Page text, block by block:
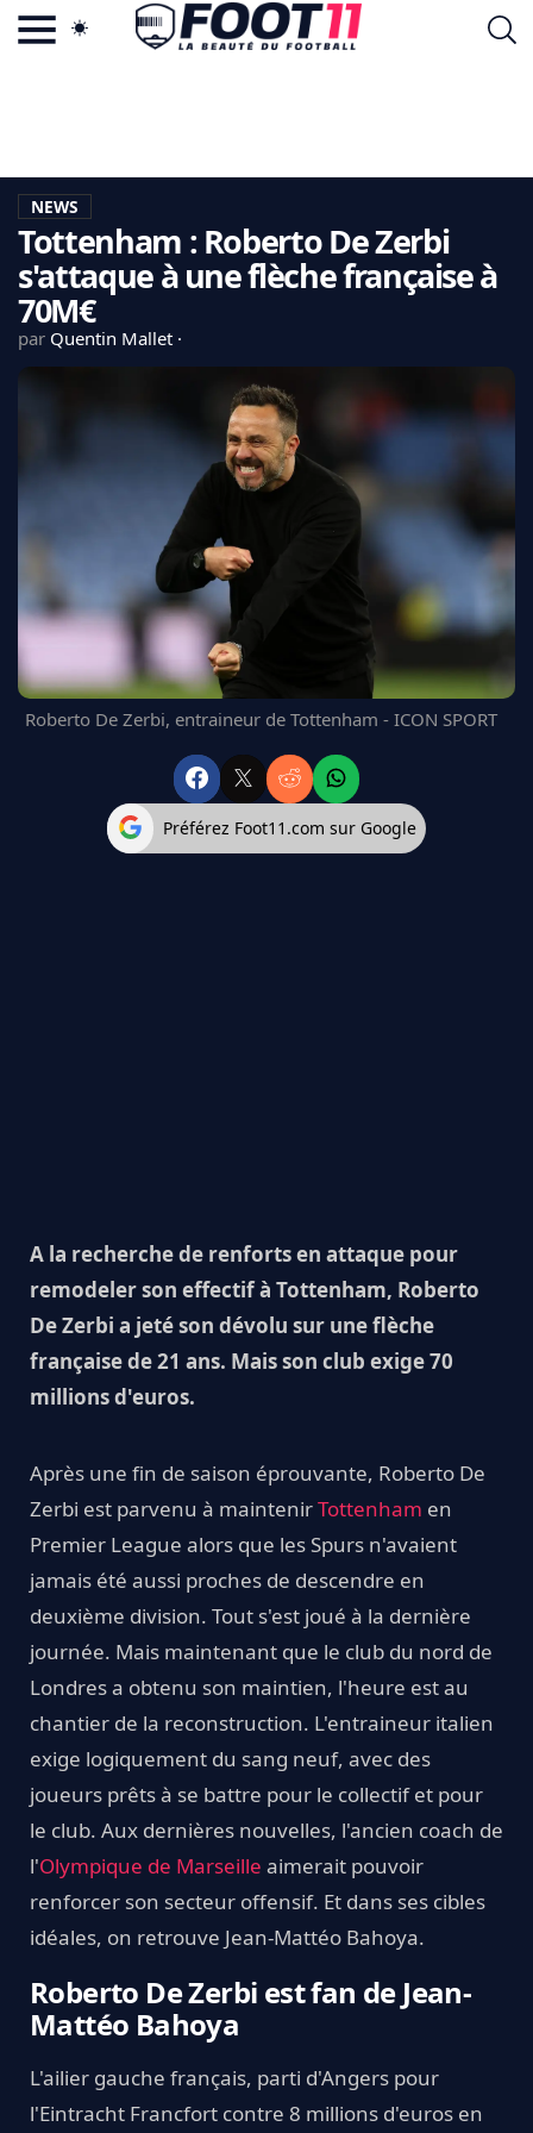
LA CHARTE
VIE PRIVÉE
CGU
CONTACTEZ-NOUS
CDM 2026
PSG
MANCHESTER UNITED
CHELSEA
BAYERN
L'AVIS DE LA RÉDAC'
NEWS
Tottenham : Roberto De Zerbi
s'attaque à une flèche française à
70M€
par Quentin Mallet
Roberto De Zerbi, entraineur de Tottenham - ICON SPORT
Préférez Foot11.com sur Google
A la recherche de renforts en attaque pour
remodeler son effectif à Tottenham, Roberto
De Zerbi a jeté son dévolu sur une flèche
française de 21 ans. Mais son club exige 70
millions d'euros.
Après une fin de saison éprouvante, Roberto De
Zerbi est parvenu à maintenirTottenham en
Premier League alors que les Spurs n'avaient
jamais été aussi proches de descendre en
deuxième division. Tout s'est joué à la dernière
journée. Mais maintenant que le club du nord de
Londres a obtenu son maintien, l'heure est au
chantier de la reconstruction. L'entraineur italien
exige logiquement du sang neuf, avec des
joueurs prêts à se battre pour le collectif et pour
le club. Aux dernières nouvelles, l'ancien coach de
l'Olympique de Marseille aimerait pouvoir
renforcer son secteur offensif. Et dans ses cibles
idéales, on retrouve Jean-Mattéo Bahoya.
Roberto De Zerbi est fan de Jean-
Mattéo Bahoya
L'ailier gauche français, parti d'Angers pour
l'Eintracht Francfort contre 8 millions d'euros en